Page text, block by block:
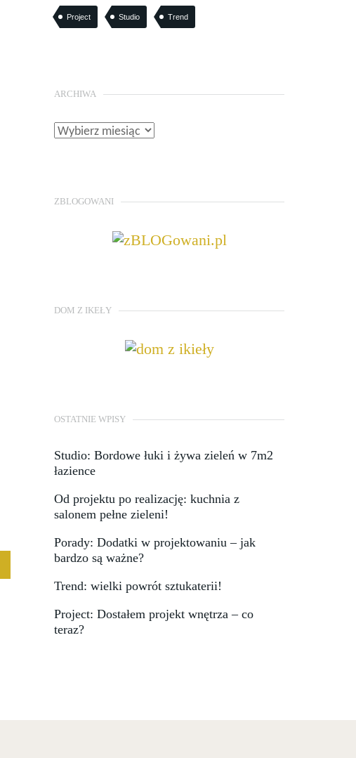
Project Studio Trend
ARCHIWA
ZBLOGOWANI
DOM Z IKEŁY
OSTATNIE WPISY
Studio: Bordowe łuki i żywa zieleń w 7m2
łazience
Od projektu po realizację: kuchnia z
salonem pełne zieleni!
Porady: Dodatki w projektowaniu – jak
bardzo są ważne?
Trend: wielki powrót sztukaterii!
Project: Dostałem projekt wnętrza – co
teraz?